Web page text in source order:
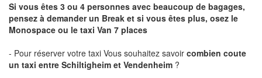
Si vous êtes 3 ou 4 personnes avec beaucoup de bagages,
pensez à demander un Break et si vous êtes plus, osez le
Monospace ou le taxi Van 7 places
- Pour réserver votre taxi Vous souhaitez savoir combien coute
un taxi entre Schiltigheim et Vendenheim ?